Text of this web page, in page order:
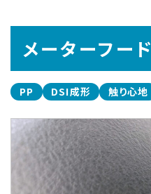
メーターフード
PP DSI成形 触り心地